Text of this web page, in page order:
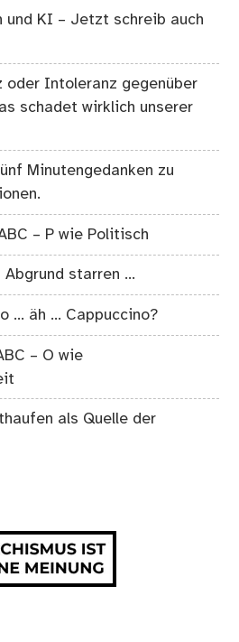
und KI – Jetzt schreib auch
oder Intoleranz gegenüber
schadet wirklich unserer
Minutengedanken zu
– P wie Politisch
starren …
… äh … Cappuccino?
– O wie
als Quelle der